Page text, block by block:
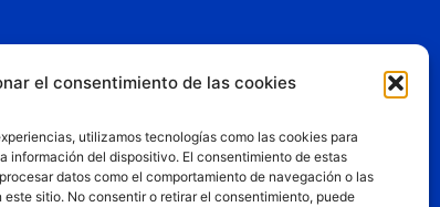
el consentimiento de las cookies
utilizamos tecnologías como las cookies para
información del dispositivo. El consentimiento de estas
datos como el comportamiento de navegación o las
sitio. No consentir o retirar el consentimiento, puede
de uso